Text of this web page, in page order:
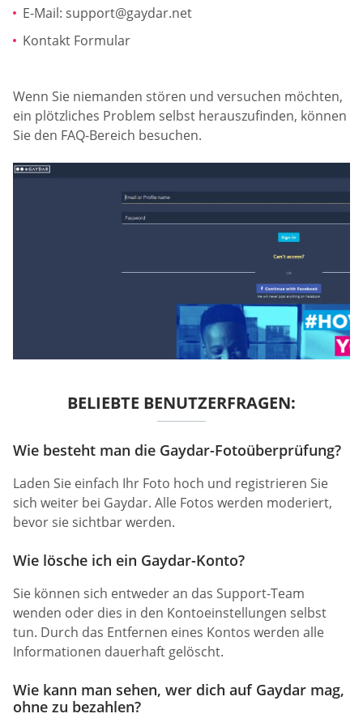
E-Mail: support@gaydar.net
Kontakt Formular
Wenn Sie niemanden stören und versuchen möchten,
ein plötzliches Problem selbst herauszufinden, können
Sie den FAQ-Bereich besuchen.
BELIEBTE BENUTZERFRAGEN:
Wie besteht man die Gaydar-Fotoüberprüfung?
Laden Sie einfach Ihr Foto hoch und registrieren Sie
sich weiter bei Gaydar. Alle Fotos werden moderiert,
bevor sie sichtbar werden.
Wie lösche ich ein Gaydar-Konto?
Sie können sich entweder an das Support-Team
wenden oder dies in den Kontoeinstellungen selbst
tun. Durch das Entfernen eines Kontos werden alle
Informationen dauerhaft gelöscht.
Wie kann man sehen, wer dich auf Gaydar mag,
ohne zu bezahlen?